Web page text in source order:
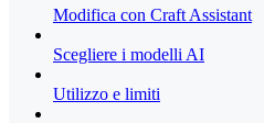
Modifica con Craft Assistant
Scegliere i modelli AI
Utilizzo e limiti